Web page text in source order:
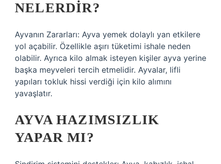
NELERDIR?
Ayvanın Zararları: Ayva yemek dolaylı yan etkilere
yol açabilir. Özellikle aşırı tüketimi ishale neden
olabilir. Ayrıca kilo almak isteyen kişiler ayva yerine
başka meyveleri tercih etmelidir. Ayvalar, lifli
yapıları tokluk hissi verdiği için kilo alımını
yavaşlatır.
AYVA HAZIMSIZLIK
YAPAR MI?